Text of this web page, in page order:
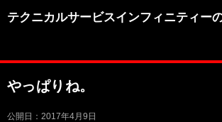
テクニカルサービスインフィニティー
やっぱりね。
公開日： 2017年4月9日